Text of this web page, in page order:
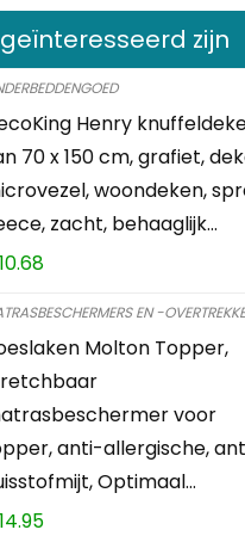
zijn
Henry
70 x 150 cm, grafiet,
woondeken,
zacht, behaaglijk…
10.68
EN -
Molton Topper,
voor
anti-allergische,
Optimaal…
14.95